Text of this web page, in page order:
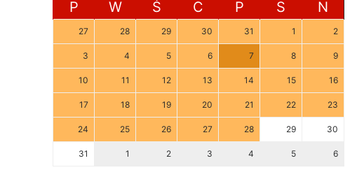
P W Ś C P S N
27 28 29 30 31 1 2
3 4 5 6 7 8 9
10 11 12 13 14 15 16
17 18 19 20 21 22 23
24 25 26 27 28 29 30
31 1 2 3 4 5 6